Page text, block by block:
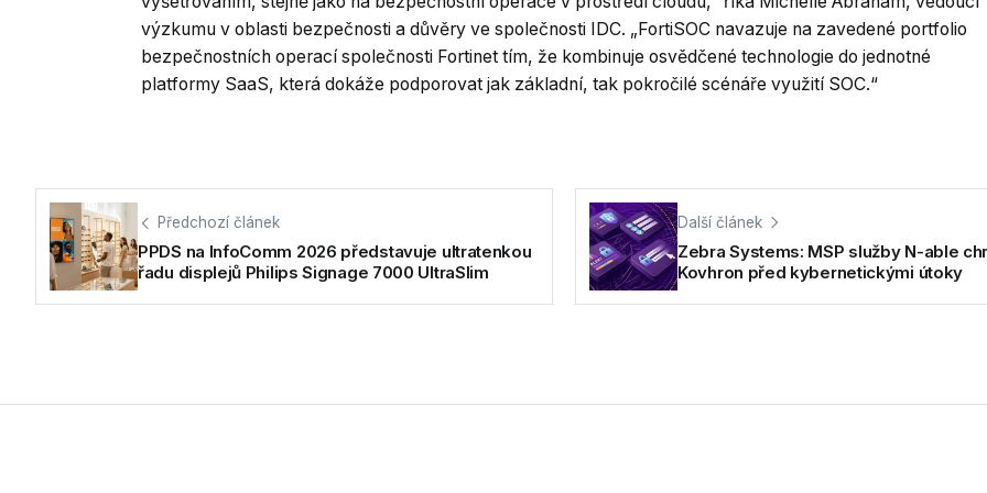
výzkumu v oblasti bezpečnosti a důvěry ve společnosti IDC. „FortiSOC navazuje na zavedené portfolio
bezpečnostních operací společnosti Fortinet tím, že kombinuje osvědčené technologie do jednotné
platformy SaaS, která dokáže podporovat jak základní, tak pokročilé scénáře využití SOC.“
Předchozí článek
PPDS na InfoComm 2026 představuje ultratenkou
řadu displejů Philips Signage 7000 UltraSlim
Další článek
Zebra Systems: MSP služby N-able
Kovhron před kybernetickými útoky